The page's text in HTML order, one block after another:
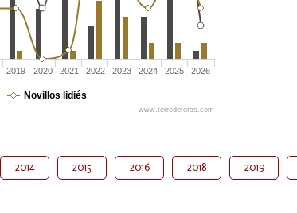
Novillos lidiés
2019 2020 2021 2022 2023 2024 2025 2026
www.terredetoros.com
2014 2015 2016 2018 2019